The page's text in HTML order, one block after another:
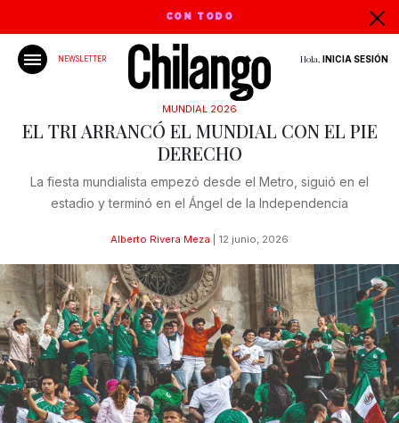
CON TODO
NEWSLETTER Hola, INICIA SESIÓN
MUNDIAL 2026
EL TRI ARRANCÓ EL MUNDIAL CON EL PIE
DERECHO
La fiesta mundialista empezó desde el Metro, siguió en el
estadio y terminó en el Ángel de la Independencia
Alberto Rivera Meza 12 junio, 2026